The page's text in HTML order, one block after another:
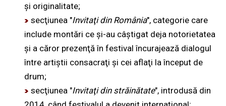
şi originalitate;
secţiunea "Invitaţi din România", categorie care
include montări ce şi-au câştigat deja notorietatea
şi a căror prezenţă în festival încurajează dialogul
între artiştii consacraţi şi cei aflaţi la început de
drum;
secţiunea "Invitaţi din străinătate", introdusă din